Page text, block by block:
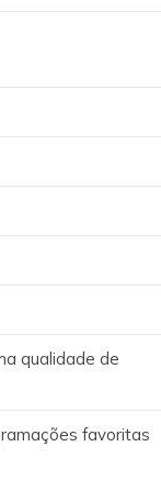
qualidade de
favoritas